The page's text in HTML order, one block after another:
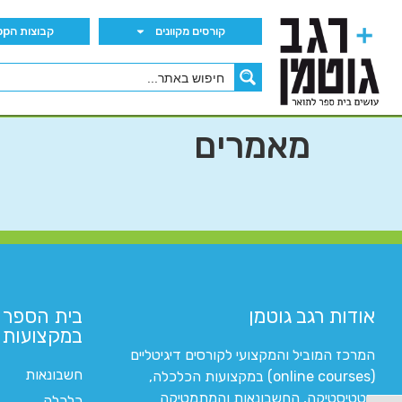
קורסים מקוונים קבוצות הWhatsApp
מאמרים
אודות רגב גוטמן
המרכז המוביל והמקצועי לקורסים דיגיטליים
(online courses) במקצועות הכלכלה,
סטטיסטיקה, החשבונאות והמתמטיקה
בית
במקצועות
חשבונאות